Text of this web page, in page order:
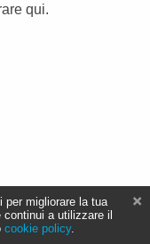
qui.
per migliorare la tua
a utilizzare il
cookie policy.